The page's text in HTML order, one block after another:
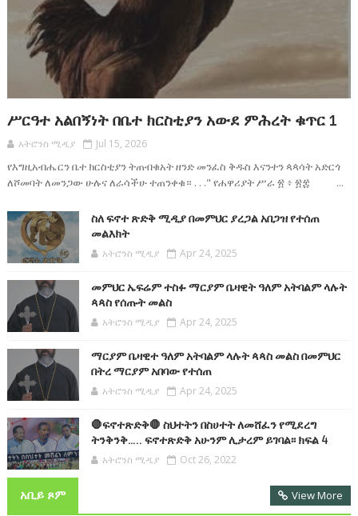
ሥርዓተ አልበኝነት በቤተ ክርስቲያን አውደ ምሕረት ቁጥር 1
አትሮንስ ሚዲያ Jul 15, 2026
የእግዚአብሔርን ቤተ ክርስቲያን ትጠብቁአት ዘንድ መንፈስ ቅዱስ እናንተን ጳጳሳት አድርጎ
ለሾመባት ለመንጋው ሁሉና ለራሳችሁ ተጠንቀቁ። . . ." የሐዋሪያት ሥራ ፳ ፥ ፳፰ ...
ስለ ፍኖተ ጽድቅ ሚዲያ በመምህር ያረጋል አበጋዝ የተሰጠ
መልእክት
አትሮንስ ሚዲያ
Apr 24, 2025
መምህር ኤፍሬም ተስፉ ማርያም ቤዛዊት ዓለም አትባልም ላሉት
ጳጳስ የሰጡት መልስ
አትሮንስ ሚዲያ
Apr 24, 2025
ማርያም ቤዛዊተ ዓለም አትባልም ላሉት ጳጳስ መልስ በመምህር
በትረ ማርያም አበባው የተሰጠ
አትሮንስ ሚዲያ
Apr 24, 2025
🛑ፍኖተጽድቅ🛑 ስህተትን በስሀተት ለመሸፈን የሚደረግ
ትንቅንቅ….. ፍኖተጽድቅ አሁንም ሊታረም ይገባል፡፡ ክፍል 4
አትሮንስ ሚዲያ
Oct 26, 2022
አቢይ ጾም View More